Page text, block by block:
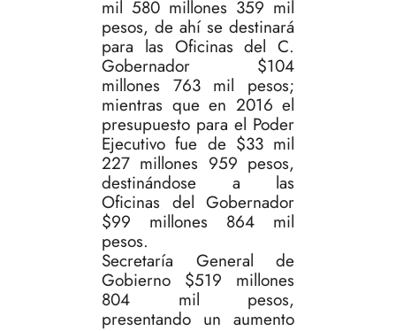
mil 580 millones 359 mil
pesos, de ahí se destinará
para las Oficinas del C.
Gobernador $104
millones 763 mil pesos;
mientras que en 2016 el
presupuesto para el Poder
Ejecutivo fue de $33 mil
227 millones 959 pesos,
destinándose a las
Oficinas del Gobernador
$99 millones 864 mil
pesos.
Secretaría General de
Gobierno $519 millones
804 mil pesos,
presentando un aumento